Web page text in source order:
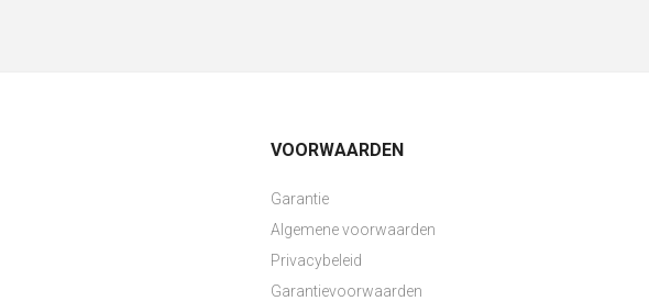
VOORWAARDEN
Garantie
Algemene voorwaarden
Privacybeleid
Garantievoorwaarden